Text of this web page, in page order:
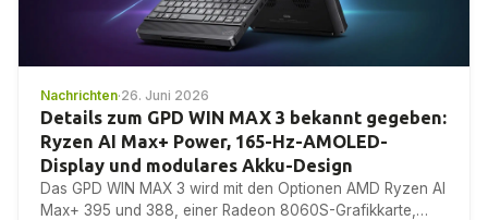
Nachrichten·26. Juni 2026
Details zum GPD WIN MAX 3 bekannt gegeben:
Ryzen AI Max+ Power, 165-Hz-AMOLED-
Display und modulares Akku-Design
Das GPD WIN MAX 3 wird mit den Optionen AMD Ryzen AI
Max+ 395 und 388, einer Radeon 8060S-Grafikkarte,